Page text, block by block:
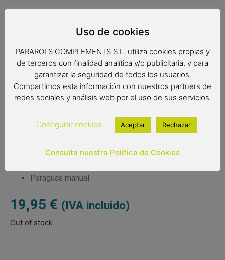
Lomba con sistema de apertura manual. Paraguas
elegante y muy práctico de tamaño pequeño con un
bonito diseño fabricado con materiales de calidad . Es un
paraguas antiviento gracias a las varillas de fibra de vidrio.
Tiene un tejido pongee de calidad, extra resistente, con
un diseño original con pétalos de diferentes tonalidades.
Color del producto: Lila y fucsia
Medidas: 17 cm de largo cerrado
Paraguas manual
19,95 € (IVA incluido)
Out of stock
Uso de cookies
PARAROLS COMPLEMENTS S.L. utiliza cookies propias y
de terceros con finalidad analítica y/o publicitaria, y para
garantizar la seguridad de todos los usuarios.
Compartimos esta información con nuestros partners de
redes sociales y análisis web por el uso de sus servicios.
Configurar cookies Aceptar Rechazar
Consulta nuestra Política de Cookies